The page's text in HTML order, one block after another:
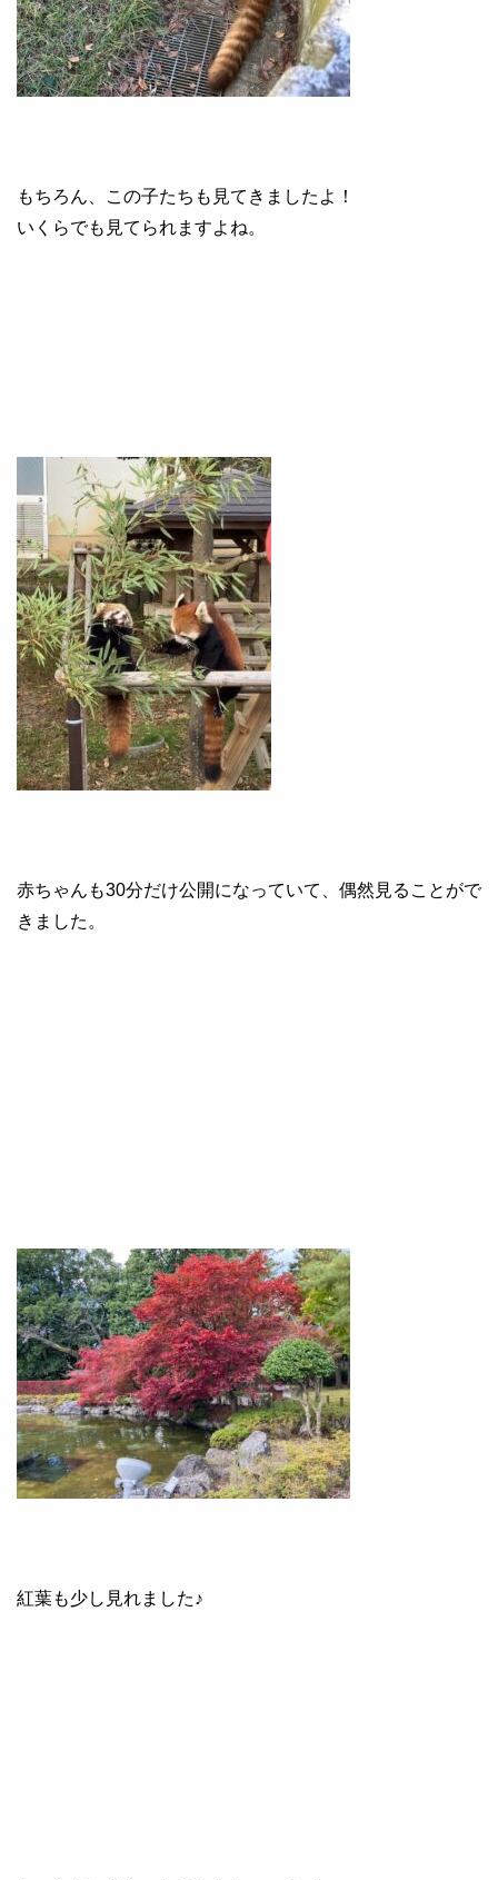
もちろん、この子たちも見てきましたよ！
いくらでも見てられますよね。
赤ちゃんも30分だけ公開になっていて、偶然見ることがで
きました。
紅葉も少し見れました♪